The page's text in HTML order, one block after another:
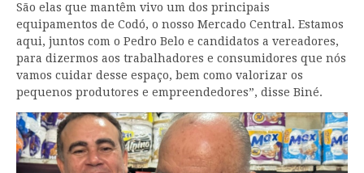
São elas que mantêm vivo um dos principais
equipamentos de Codó, o nosso Mercado Central. Estamos
aqui, juntos com o Pedro Belo e candidatos a vereadores,
para dizermos aos trabalhadores e consumidores que nós
vamos cuidar desse espaço, bem como valorizar os
pequenos produtores e empreendedores”, disse Biné.